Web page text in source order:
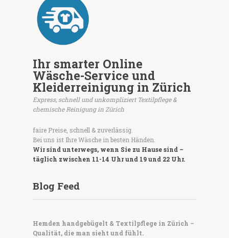
Ihr smarter Online
Wäsche-Service und
Kleiderreinigung in Zürich
Express, schnell und unkompliziert Textilpflege &
chemische Reinigung in Zürich
faire Preise, schnell & zuverlässig.
Bei uns ist Ihre Wäsche in besten Händen.
Wir sind unterwegs, wenn Sie zu Hause sind –
täglich zwischen 11-14 Uhr und 19 und 22 Uhr.
Blog Feed
Hemden handgebügelt & Textilpflege in Zürich –
Qualität, die man sieht und fühlt.